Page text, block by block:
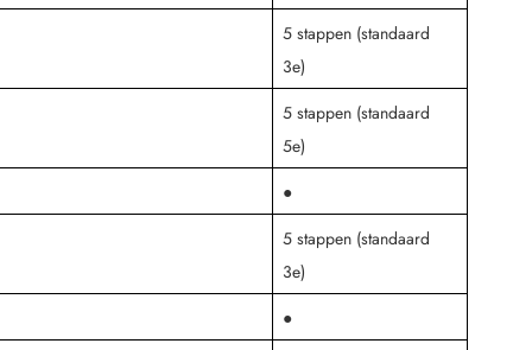
5 stappen (standaard
3e)
5 stappen (standaard
5e)
●
5 stappen (standaard
3e)
●